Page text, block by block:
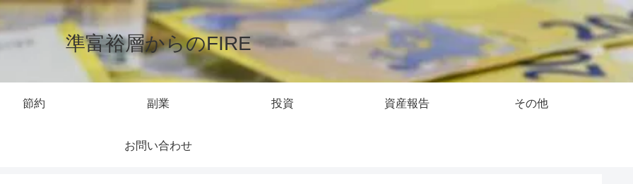
準富裕層からのFIRE
節約 副業 投資 資産報告 その他
お問い合わせ